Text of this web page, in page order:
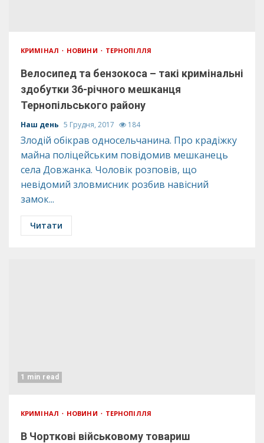
КРИМІНАЛ НОВИНИ ТЕРНОПІЛЛЯ
Велосипед та бензокоса – такі кримінальні
здобутки 36-річного мешканця
Тернопільського району
Наш день 5 Грудня, 2017 184
Злодій обікрав односельчанина. Про крадіжку
майна поліцейським повідомив мешканець
села Довжанка. Чоловік розповів, що
невідомий зловмисник розбив навісний
замок...
Читати
1 min read
КРИМІНАЛ НОВИНИ ТЕРНОПІЛЛЯ
В Чорткові військовому товариш